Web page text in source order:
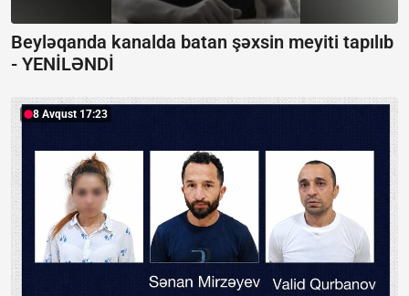
Beyləqanda kanalda batan şəxsin meyiti tapılıb
- YENİLƏNDİ
8 Avqust 17:23